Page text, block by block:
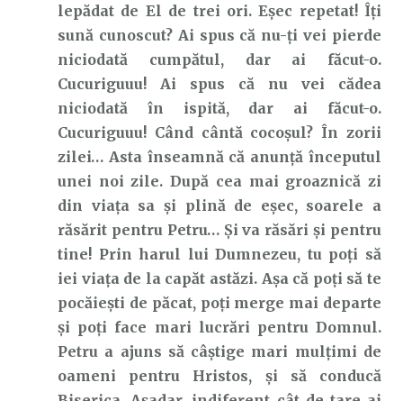
lepădat de El de trei ori. Eșec repetat! Îți
sună cunoscut? Ai spus că nu-ți vei pierde
niciodată cumpătul, dar ai făcut-o.
Cucuriguuu! Ai spus că nu vei cădea
niciodată în ispită, dar ai făcut-o.
Cucuriguuu! Când cântă cocoșul? În zorii
zilei… Asta înseamnă că anunță începutul
unei noi zile. După cea mai groaznică zi
din viața sa și plină de eșec, soarele a
răsărit pentru Petru… Și va răsări și pentru
tine! Prin harul lui Dumnezeu, tu poți să
iei viața de la capăt astăzi. Așa că poți să te
pocăiești de păcat, poți merge mai departe
și poți face mari lucrări pentru Domnul.
Petru a ajuns să câștige mari mulțimi de
oameni pentru Hristos, și să conducă